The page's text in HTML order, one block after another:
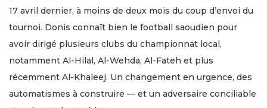
17 avril dernier, à moins de deux mois du coup d’envoi du
tournoi. Donis connaît bien le football saoudien pour
avoir dirigé plusieurs clubs du championnat local,
notamment Al-Hilal, Al-Wehda, Al-Fateh et plus
récemment Al-Khaleej. Un changement en urgence, des
automatismes à construire — et un adversaire conciliable